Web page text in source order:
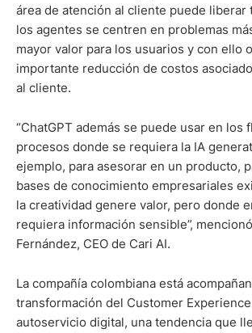
área de atención al cliente puede liberar
los agentes se centren en problemas
mayor valor para los usuarios y con ello
importante reducción de costos
al cliente.
“ChatGPT además se puede usar en los
procesos donde se requiera la IA
ejemplo, para asesorar en un producto,
bases de conocimiento empresariales
la creatividad genere valor, pero donde
requiera información sensible”,
Fernández, CEO de Cari AI.
La compañía colombiana está
transformación del Customer
autoservicio digital, una tendencia que